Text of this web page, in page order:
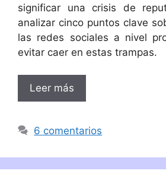
significar una crisis de
analizar cinco puntos clave
las redes sociales a nivel
evitar caer en estas trampas.
Leer más
6 comentarios